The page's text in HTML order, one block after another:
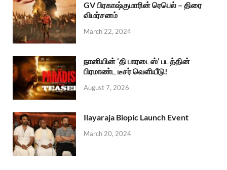
GV பிரகாஷ்குமாரின் ரெபெல் – திரை
விமர்சனம்
March 22, 2024
நானியின் ‘தி பாரடைஸ்’ படத்தின்
பிரமாண்ட டீசர் வெளியீடு!
August 7, 2026
Ilayaraja Biopic Launch Event
March 20, 2024